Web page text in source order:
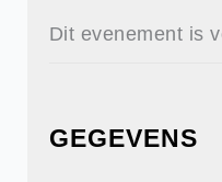
Dit evenement is
GEGEVENS